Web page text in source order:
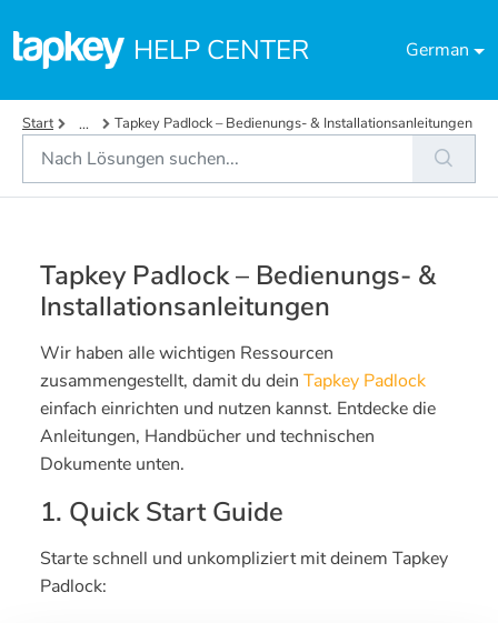
HELP CENTER German
Start ... Tapkey Padlock – Bedienungs- & Installationsanleitungen
Tapkey Padlock – Bedienungs- &
Installationsanleitungen
Wir haben alle wichtigen Ressourcen
zusammengestellt, damit du dein Tapkey Padlock
einfach einrichten und nutzen kannst. Entdecke die
Anleitungen, Handbücher und technischen
Dokumente unten.
1. Quick Start Guide
Starte schnell und unkompliziert mit deinem Tapkey
Padlock: